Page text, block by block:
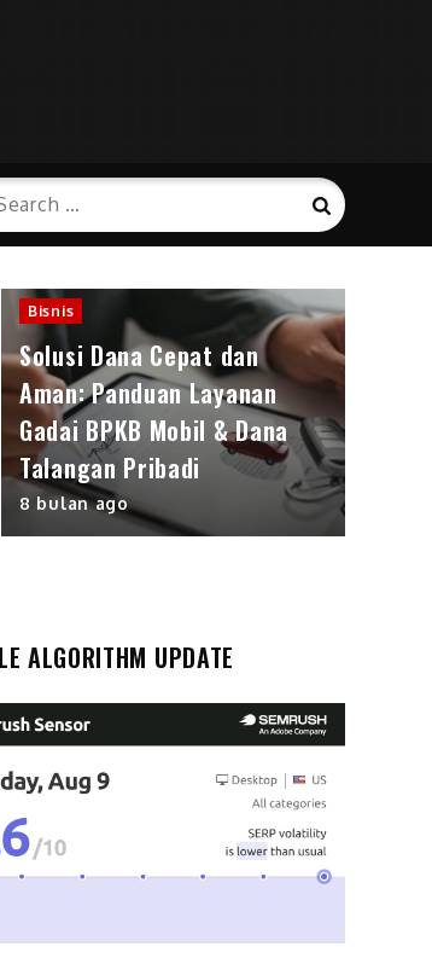
Search
Bisnis
Solusi Dana Cepat dan
Aman: Panduan Layanan
Gadai BPKB Mobil & Dana
Talangan Pribadi
8 bulan ago
ALGORITHM UPDATE